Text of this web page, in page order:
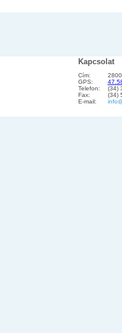
Kapcsolat
Cím:
GPS:
Telefon:
(34)
Fax:
(34)
E-mail: